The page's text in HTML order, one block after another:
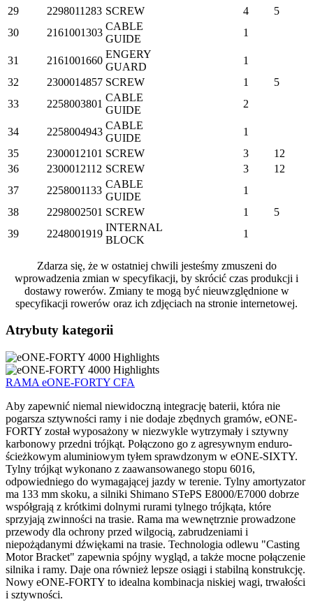
29
2298011283 SCREW 4
5
30
2161001303
CABLE
GUIDE
1
31 2161001660
ENGERY
GUARD
1
32
2300014857 SCREW 1
5
33
2258003801
CABLE
GUIDE
2
34 2258004943
CABLE
GUIDE
1
35
2300012101 SCREW 3
12
36
2300012112 SCREW 3
12
37
2258001133
CABLE
GUIDE
1
38
2298002501 SCREW 1
5
39
2248001919
INTERNAL
BLOCK
1
Zdarza się, że w ostatniej chwili jesteśmy zmuszeni do
wprowadzenia zmian w specyfikacji, by skrócić czas produkcji i
dostawy rowerów. Zmiany te mogą być nieuwzględnione w
specyfikacji rowerów oraz ich zdjęciach na stronie internetowej.
Atrybuty kategorii
RAMA eONE-FORTY CFA
Aby zapewnić niemal niewidoczną integrację baterii, która nie
pogarsza sztywności ramy i nie dodaje zbędnych gramów, eONE-
FORTY został wyposażony w niezwykle wytrzymały i sztywny
karbonowy przedni trójkąt. Połączono go z agresywnym enduro-
ścieżkowym aluminiowym tyłem sprawdzonym w eONE-SIXTY.
Tylny trójkąt wykonano z zaawansowanego stopu 6016,
odpowiedniego do wymagającej jazdy w terenie. Tylny amortyzator
ma 133 mm skoku, a silniki Shimano STePS E8000/E7000 dobrze
współgrają z krótkimi dolnymi rurami tylnego trójkąta, które
sprzyjają zwinności na trasie. Rama ma wewnętrznie prowadzone
przewody dla ochrony przed wilgocią, zabrudzeniami i
niepożądanymi dźwiękami na trasie. Technologia odlewu "Casting
Motor Bracket" zapewnia spójny wygląd, a także mocne połączenie
silnika i ramy. Daje ona również lepsze osiągi i stabilną konstrukcję.
Nowy eONE-FORTY to idealna kombinacja niskiej wagi, trwałości
i sztywności.